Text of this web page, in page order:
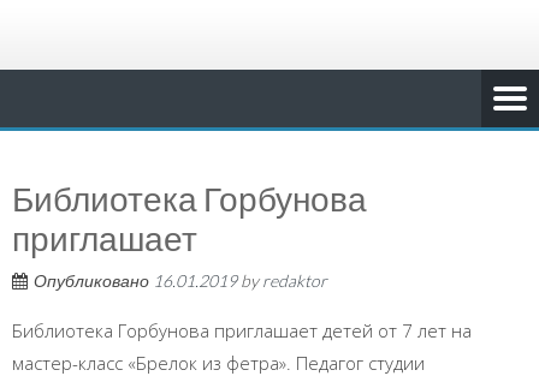
Библиотека Горбунова
приглашает
Опубликовано 16.01.2019byredaktor
Библиотека Горбунова приглашает детей от 7 лет на
мастер-класс «Брелок из фетра». Педагог студии